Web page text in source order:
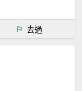
去過